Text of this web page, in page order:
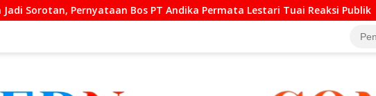
Permata Lestari Tuai Reaksi Publik Prestasi Gemilang O2SN,